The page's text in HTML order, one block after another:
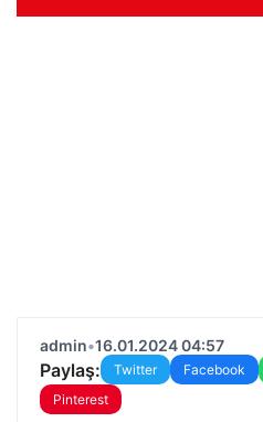
admin•16.01.2024 04:57
Paylaş: Twitter Facebook
Pinterest